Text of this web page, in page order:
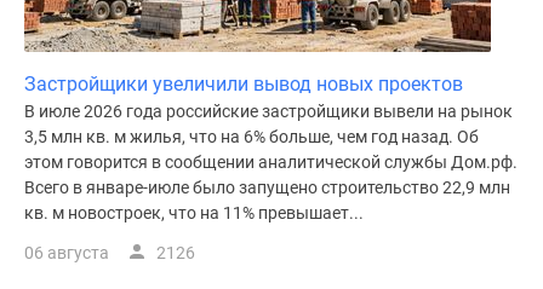
Застройщики увеличили вывод новых проектов
В июле 2026 года российские застройщики вывели на рынок
3,5 млн кв. м жилья, что на 6% больше, чем год назад. Об
этом говорится в сообщении аналитической службы Дом.рф.
Всего в январе-июле было запущено строительство 22,9 млн
кв. м новостроек, что на 11% превышает...
06 августа 2126